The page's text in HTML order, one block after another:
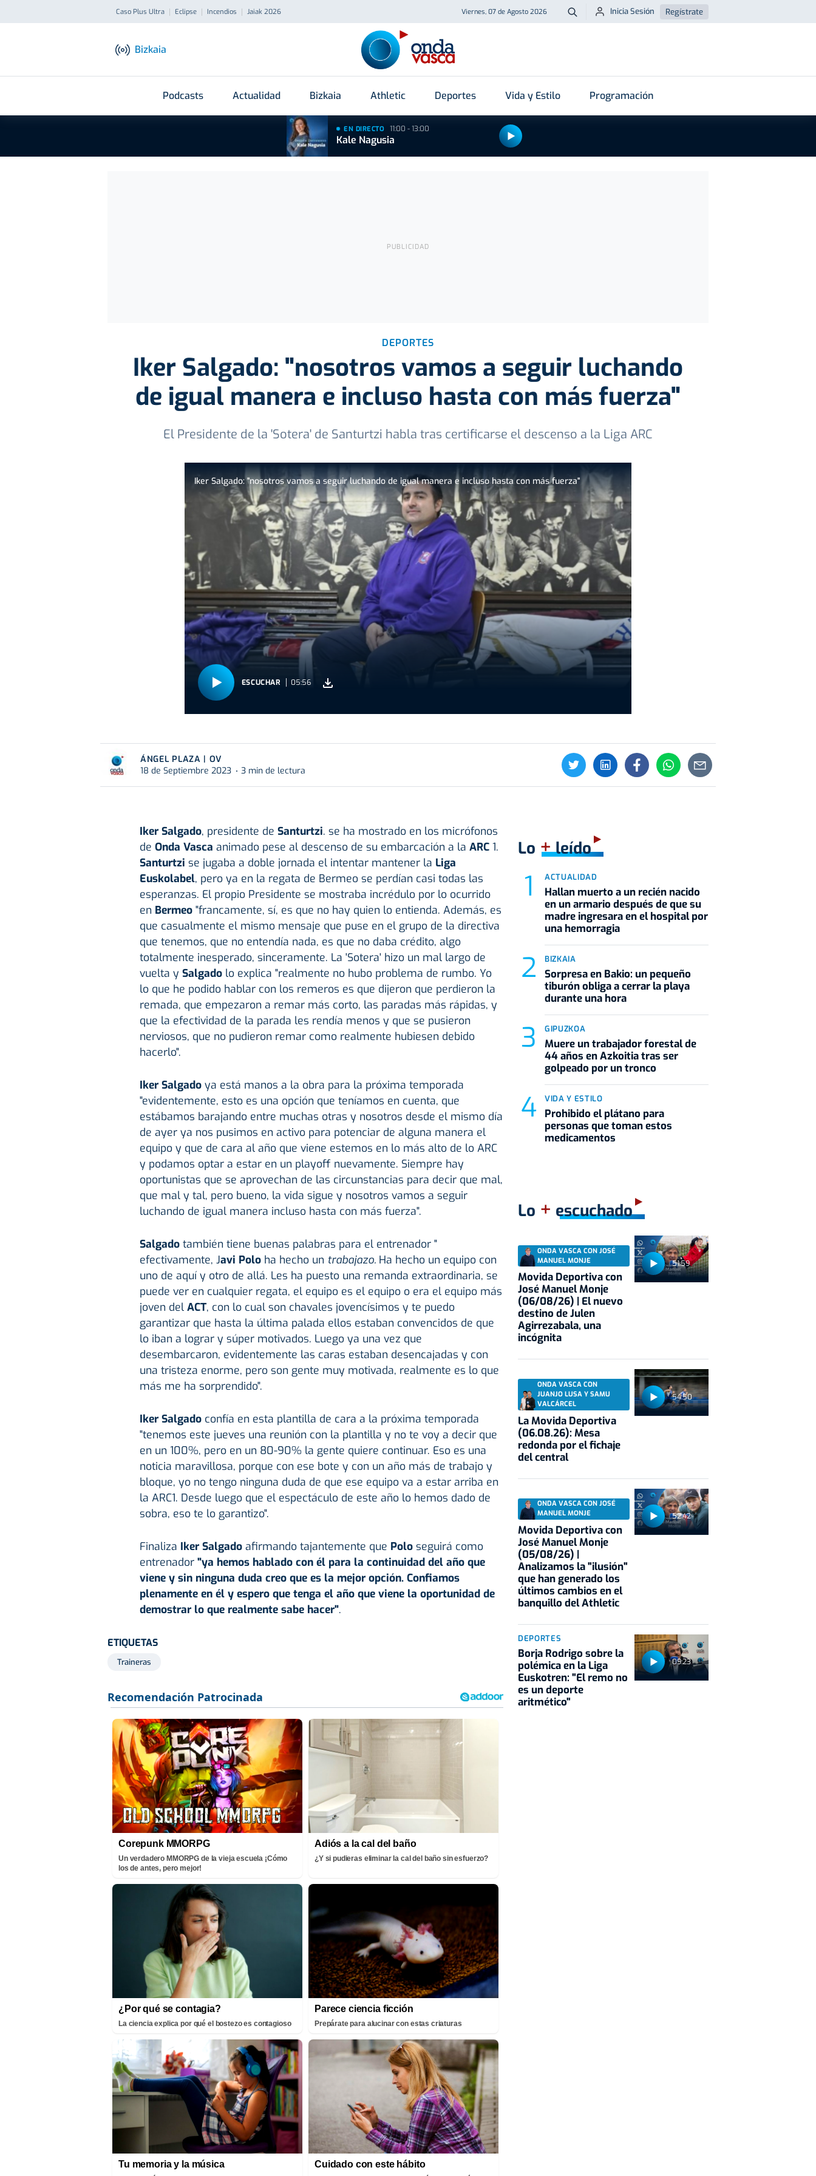
Caso Plus Ultra Eclipse Incendios Jaiak 2026 Viernes, 07 de Agosto 2026 Buscar
Inicia Sesión Regístrate
Bizkaia
Podcasts Actualidad Bizkaia Athletic Deportes Vida y Estilo Programación
EN DIRECTO 11:00 - 13:00
Kale Nagusia
DEPORTES
Iker Salgado: "nosotros vamos a seguir luchando
de igual manera e incluso hasta con más fuerza"
El Presidente de la 'Sotera' de Santurtzi habla tras certificarse el descenso a la Liga ARC
Iker Salgado: "nosotros vamos a seguir luchando de igual manera e incluso hasta con más fuerza"
ESCUCHAR 05:56
ÁNGEL PLAZA | OV
18 de Septiembre 2023
3 min de lectura
Iker Salgado, presidente de Santurtzi. se ha mostrado en los micrófonos
de Onda Vasca animado pese al descenso de su embarcación a la ARC1.
Santurtzi se jugaba a doble jornada el intentar mantener la Liga
Euskolabel, pero ya en la regata de Bermeo se perdían casi todas las
esperanzas. El propio Presidente se mostraba incrédulo por lo ocurrido
en Bermeo "francamente, sí, es que no hay quien lo entienda. Además, es
que casualmente el mismo mensaje que puse en el grupo de la directiva
que tenemos, que no entendía nada, es que no daba crédito, algo
totalmente inesperado, sinceramente. La 'Sotera' hizo un mal largo de
vuelta y Salgado lo explica "realmente no hubo problema de rumbo. Yo
lo que he podido hablar con los remeros es que dijeron que perdieron la
remada, que empezaron a remar más corto, las paradas más rápidas, y
que la efectividad de la parada les rendía menos y que se pusieron
nerviosos, que no pudieron remar como realmente hubiesen debido
hacerlo".
Iker Salgadoya está manos a la obra para la próxima temporada
"evidentemente, esto es una opción que teníamos en cuenta, que
estábamos barajando entre muchas otras y nosotros desde el mismo día
de ayer ya nos pusimos en activo para potenciar de alguna manera el
equipo y que de cara al año que viene estemos en lo más alto de lo ARC
y podamos optar a estar en un playoff nuevamente. Siempre hay
oportunistas que se aprovechan de las circunstancias para decir que mal,
que mal y tal, pero bueno, la vida sigue y nosotros vamos a seguir
luchando de igual manera incluso hasta con más fuerza".
Salgado también tiene buenas palabras para el entrenador "
efectivamente, Javi Poloha hecho un trabajazo. Ha hecho un equipo con
uno de aquí y otro de allá. Les ha puesto una remanda extraordinaria, se
puede ver en cualquier regata, el equipo es el equipo o era el equipo más
joven del ACT, con lo cual son chavales jovencísimos y te puedo
garantizar que hasta la última palada ellos estaban convencidos de que
lo iban a lograr y súper motivados. Luego ya una vez que
desembarcaron, evidentemente las caras estaban desencajadas y con
una tristeza enorme, pero son gente muy motivada, realmente es lo que
más me ha sorprendido".
Iker Salgadoconfía en esta plantilla de cara a la próxima temporada
"tenemos este jueves una reunión con la plantilla y no te voy a decir que
en un 100%, pero en un 80-90% la gente quiere continuar. Eso es una
noticia maravillosa, porque con ese bote y con un año más de trabajo y
bloque, yo no tengo ninguna duda de que ese equipo va a estar arriba en
la ARC1. Desde luego que el espectáculo de este año lo hemos dado de
sobra, eso te lo garantizo".
Finaliza Iker Salgadoafirmando tajantemente que Polo seguirá como
entrenador "ya hemos hablado con él para la continuidad del año que
viene y sin ninguna duda creo que es la mejor opción. Confiamos
plenamente en él y espero que tenga el año que viene la oportunidad de
demostrar lo que realmente sabe hacer".
ETIQUETAS
Traineras
Corepunk MMORPG
Un verdadero MMORPG de la vieja escuela ¡Cómo
los de antes, pero mejor!
Adiós a la cal del baño
¿Y si pudieras eliminar la cal del baño sin esfuerzo?
¿Por qué se contagia?
La ciencia explica por qué el bostezo es contagioso
Parece ciencia ficción
Prepárate para alucinar con estas criaturas
Tu memoria y la música Cuidado con este hábito
Lo +leído
ACTUALIDAD
Hallan muerto a un recién nacido
en un armario después de que su
madre ingresara en el hospital por
una hemorragia
BIZKAIA
Sorpresa en Bakio: un pequeño
tiburón obliga a cerrar la playa
durante una hora
GIPUZKOA
Muere un trabajador forestal de
44 años en Azkoitia tras ser
golpeado por un tronco
VIDA Y ESTILO
Prohibido el plátano para
personas que toman estos
medicamentos
Lo + escuchado
51:59
ONDA VASCA CON JOSÉ
MANUEL MONJE
Movida Deportiva con
José Manuel Monje
(06/08/26) | El nuevo
destino de Julen
Agirrezabala, una
incógnita
54:50
ONDA VASCA CON
JUANJO LUSA Y SAMU
VALCÁRCEL
La Movida Deportiva
(06.08.26): Mesa
redonda por el fichaje
del central
52:42
ONDA VASCA CON JOSÉ
MANUEL MONJE
Movida Deportiva con
José Manuel Monje
(05/08/26) |
Analizamos la "ilusión"
que han generado los
últimos cambios en el
banquillo del Athletic
09:23
DEPORTES
Borja Rodrigo sobre la
polémica en la Liga
Euskotren: "El remo no
es un deporte
aritmético"